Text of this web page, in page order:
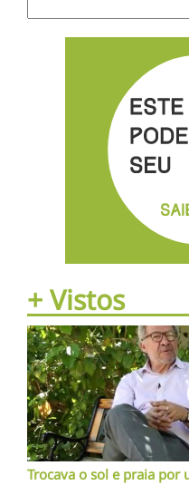
+ Vistos
Trocava o sol e praia por